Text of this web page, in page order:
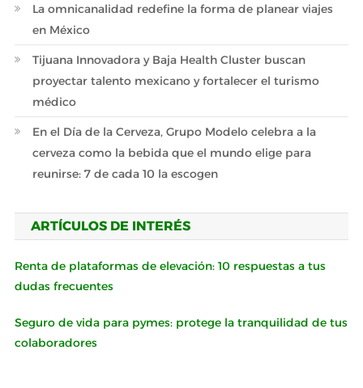
La omnicanalidad redefine la forma de planear viajes
en México
Tijuana Innovadora y Baja Health Cluster buscan
proyectar talento mexicano y fortalecer el turismo
médico
En el Día de la Cerveza, Grupo Modelo celebra a la
cerveza como la bebida que el mundo elige para
reunirse: 7 de cada 10 la escogen
ARTÍCULOS DE INTERÉS
Renta de plataformas de elevación: 10 respuestas a tus
dudas frecuentes
Seguro de vida para pymes: protege la tranquilidad de tus
colaboradores